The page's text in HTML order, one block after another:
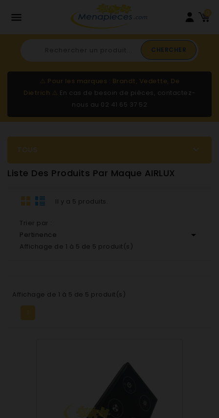
 0
CHERCHER
⚠️ Pour les marques : Brandt, Vedette, De
Dietrich ⚠️ En cas de besoin de pièces, contactez-
nous au 02 41 65 37 52
TOUS 
Liste Des Produits Par Maque AIRLUX
Il y a 5 produits.
Trier par :
Pertinence

Affichage de 1 à 5 de 5 produit(s)
Affichage de 1 à 5 de 5 produit(s)
1